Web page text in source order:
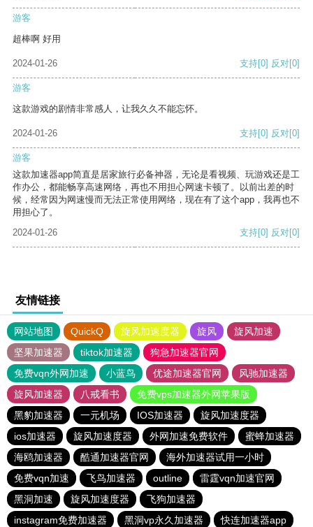
游客
超棒啊 好用
2024-01-26 支持[0] 反对[0]
游客
这款游戏的剧情非常感人，让我久久不能忘怀。
2024-01-26 支持[0] 反对[0]
游客
这款加速器app简直是居家旅行必备神器，无论是看视频、玩游戏还是工
作办公，都能畅享高速网络，再也不用担心网速卡顿了。以前出差的时
候，经常因为网速慢而无法正常使用网络，现在有了这个app，我再也不
用担心了。
2024-01-26
支持[0] 反对[0]
友情链接
网站地图 QuickQ 旋风加速度器 旋风
旋风加速
坚果加速器
tiktok加速器
狗急加速器官网
免费vqn外网加速
小蓝鸟 优途加速器官网
风驰加速器
旋风加速器
八戒看书
免费vps加速器外网苹果版
黑豹加速器
一元机场 IOS加速器
旋风加速度器
ios加速器
旋风加速度器 外网加速免费软件
蜜蜂加速器
海鸥加速器
酷通加速器官网
海外加速器试用一小时
免费vqn加速
飞鸟加速器 outline
雷霆vqn加速官网
黑洞加速
旋风加速度器
飞狗加速器
instagram免费加速器
黑洞vp永久加速器 快连加速器app